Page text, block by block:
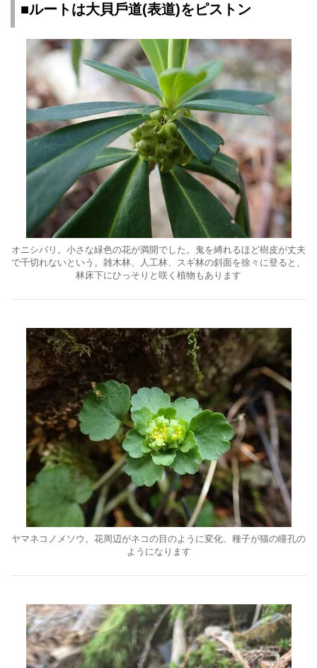
■ルートは大貝戶道(表道)をピストン
オニシバリ。小さな緑色の花が満開でした。鬼を縛れるほど樹皮が丈夫
で千切れないという。雑木林、人工林、スギ林の斜面を徐々に登ると、
林床下にひっそりと咲く植物もあります
ヤマネコノメソウ。花周辺がネコの目のように変化、種子が猫の瞳孔の
ようになります